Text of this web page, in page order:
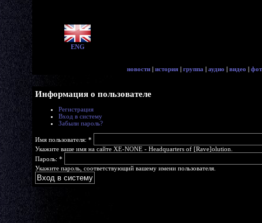
ENG
новости | история | группа | аудио | видео |
Информация о пользователе
Регистрация
Вход в систему
Забыли пароль?
Имя пользователя: *
Укажите ваше имя на сайте XE-NONE - Headquarters of [Rave]olution.
Пароль: *
Укажите пароль, соответствующий вашему имени пользователя.